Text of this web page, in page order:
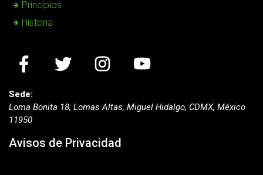
Principios
Historia
Sede:
Loma Bonita 18, Lomas Altas, Miguel Hidalgo, CDMX, México
11950
Avisos de Privacidad